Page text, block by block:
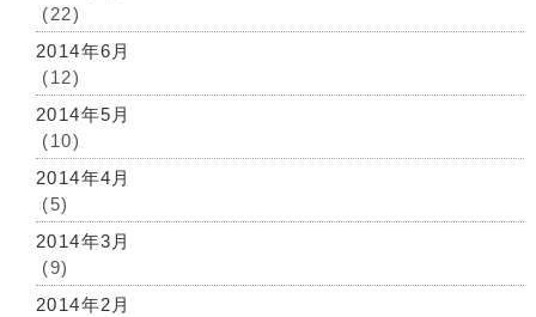
(22)
2014年6月
(12)
2014年5月
(10)
2014年4月
(5)
2014年3月
(9)
2014年2月